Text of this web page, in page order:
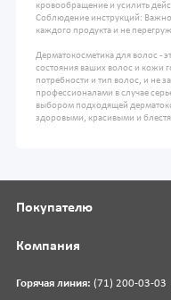
кровообращение и усилить
Соблюдение инструкций:
каждого продукта и не
Дерматокосметика для волос -
состояния ваших волос и кожи
потребности и тип волос, и не
профессионалами в случае
выбором подходящей
здоровыми, красивыми и
Горячая линия: (71) 200-03-03
Покупателю
Компания